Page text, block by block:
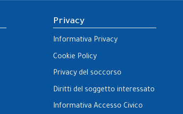
Privacy
Informativa Privacy
Cookie Policy
Privacy del soccorso
Diritti del soggetto interessato
Informativa Accesso Civico